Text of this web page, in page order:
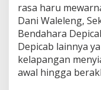
rasa haru
Dani Waleleng,
Bendahara
Depicab lainnya
kelapangan
awal hingga